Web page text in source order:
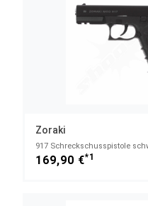
Zoraki
169,90 €*1